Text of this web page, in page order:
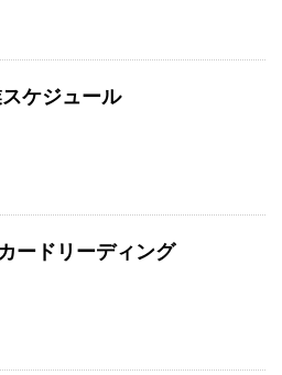
ケジュール
ードリーディング